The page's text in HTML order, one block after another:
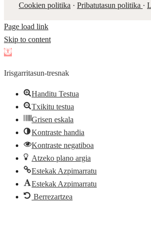
Cookien politika · Pribatutasun politika ·
Page load link
Skip to content
Open
Irisgarritasun-tresnak
Handitu Testua
Txikitu testua
Grisen eskala
Kontraste handia
Kontraste negatiboa
Atzeko plano argia
Estekak Azpimarratu
Estekak Azpimarratu
Berrezartzea